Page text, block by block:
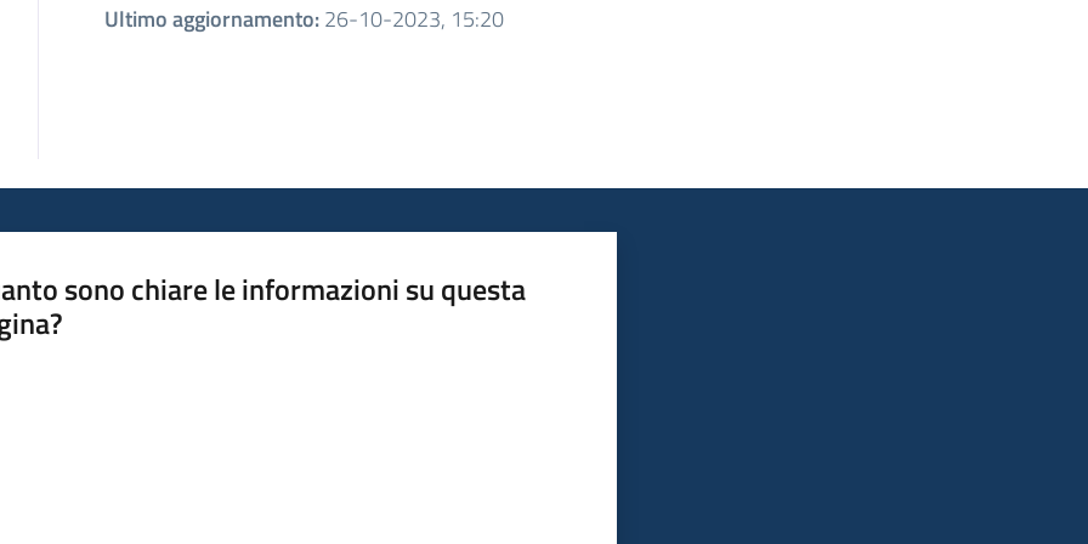
Ultimo aggiornamento:26-10-2023, 15:20
sono chiare le informazioni su questa